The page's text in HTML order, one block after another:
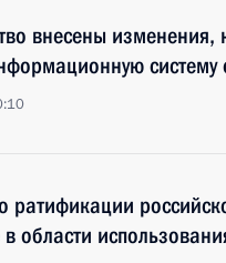
внесены
систему
ратификации
в области